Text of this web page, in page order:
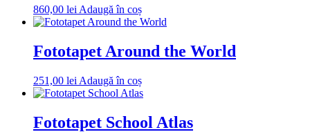
860,00 lei Adaugă în coș
Fototapet Around the World
251,00 lei Adaugă în coș
Fototapet School Atlas